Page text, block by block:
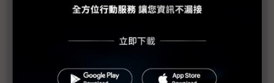
魏哲家自嘲含淚打造台積美廠 NYT剖析1.8萬條法規
從DeepSeek到H200鬆綁 盤點NVIDIA 2025年十大